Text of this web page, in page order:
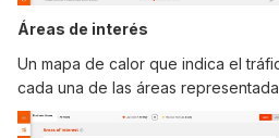
Áreas de interés
Un mapa de calor que indica el
cada una de las áreas